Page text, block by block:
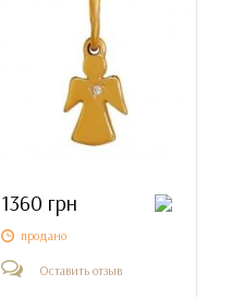
1360 грн
продано
Оставить отзыв